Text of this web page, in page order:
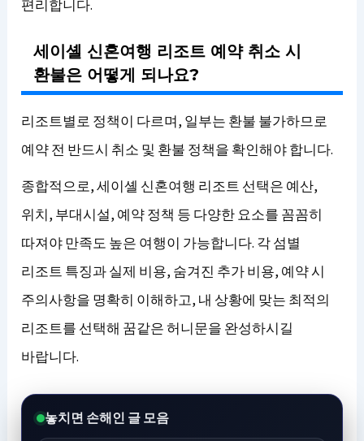
편리합니다.
세이셸 신혼여행 리조트 예약 취소 시
환불은 어떻게 되나요?
리조트별로 정책이 다르며, 일부는 환불 불가하므로
예약 전 반드시 취소 및 환불 정책을 확인해야 합니다.
종합적으로, 세이셸 신혼여행 리조트 선택은 예산,
위치, 부대시설, 예약 정책 등 다양한 요소를 꼼꼼히
따져야 만족도 높은 여행이 가능합니다. 각 섬별
리조트 특징과 실제 비용, 숨겨진 추가 비용, 예약 시
주의사항을 명확히 이해하고, 내 상황에 맞는 최적의
리조트를 선택해 꿈같은 허니문을 완성하시길
바랍니다.
놓치면 손해인 글 모음